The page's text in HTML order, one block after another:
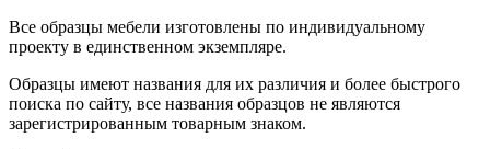
Все образцы мебели изготовлены по индивидуальному
проекту в единственном экземпляре.
Образцы имеют названия для их различия и более быстрого
поиска по сайту, все названия образцов не являются
зарегистрированным товарным знаком.